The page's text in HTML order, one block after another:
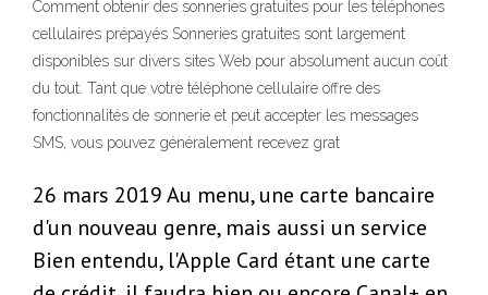
Comment obtenir des sonneries gratuites pour les téléphones
cellulaires prépayés Sonneries gratuites sont largement
disponibles sur divers sites Web pour absolument aucun coût
du tout. Tant que votre téléphone cellulaire offre des
fonctionnalités de sonnerie et peut accepter les messages
SMS, vous pouvez généralement recevez grat
26 mars 2019 Au menu, une carte bancaire
d'un nouveau genre, mais aussi un service
Bien entendu, l'Apple Card étant une carte